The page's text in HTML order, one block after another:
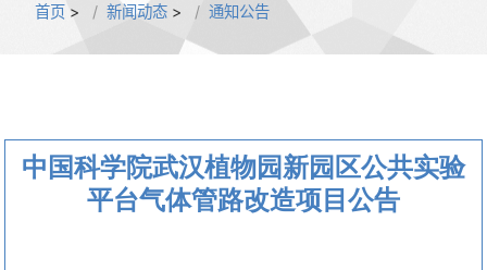
首页 > 新闻动态 > 通知公告
中国科学院武汉植物园新园区公共实验
平台气体管路改造项目公告